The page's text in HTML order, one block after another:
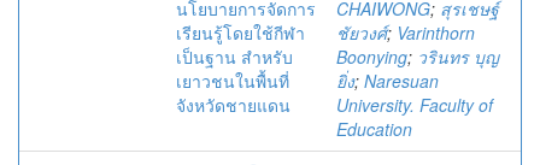
นโยบายการจัดการ
เรียนรู้โดยใช้กีฬา
เป็นฐาน สำหรับ
เยาวชนในพื้นที่
จังหวัดชายแดน
CHAIWONG; สุรเชษฐ์
ชัยวงศ์; Varinthorn
Boonying; วรินทร บุญ
ยิ่ง; Naresuan
University. Faculty of
Education